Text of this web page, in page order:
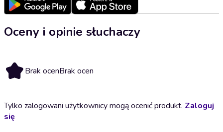
Oceny i opinie słuchaczy
Brak ocenBrak ocen
Tylko zalogowani użytkownicy mogą ocenić produkt. Zaloguj
się